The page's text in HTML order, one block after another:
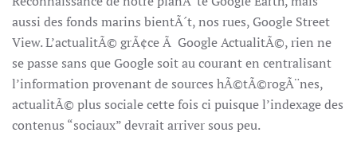
aussi des fonds marins bientÃ´t, nos rues, Google Street
View. L’actualitÃ© grÃ¢ce Ã Google ActualitÃ©, rien ne
se passe sans que Google soit au courant en centralisant
l’information provenant de sources hÃ©tÃ©rogÃ¨nes,
actualitÃ© plus sociale cette fois ci puisque l’indexage des
contenus “sociaux” devrait arriver sous peu.